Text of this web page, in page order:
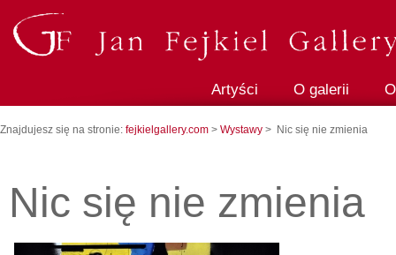
Artyści O galerii
Znajdujesz się na stronie: fejkielgallery.com > Wystawy > Nic się nie zmienia
Nic się nie zmienia